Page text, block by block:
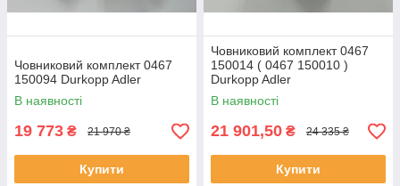
Човниковий комплект 0467
150094 Durkopp Adler
В наявності
19 773 ₴ 21 970 ₴
Купити
Човниковий комплект 0467
150014 ( 0467 150010 )
Durkopp Adler
В наявності
21 901,50 ₴ 24 335 ₴
Купити